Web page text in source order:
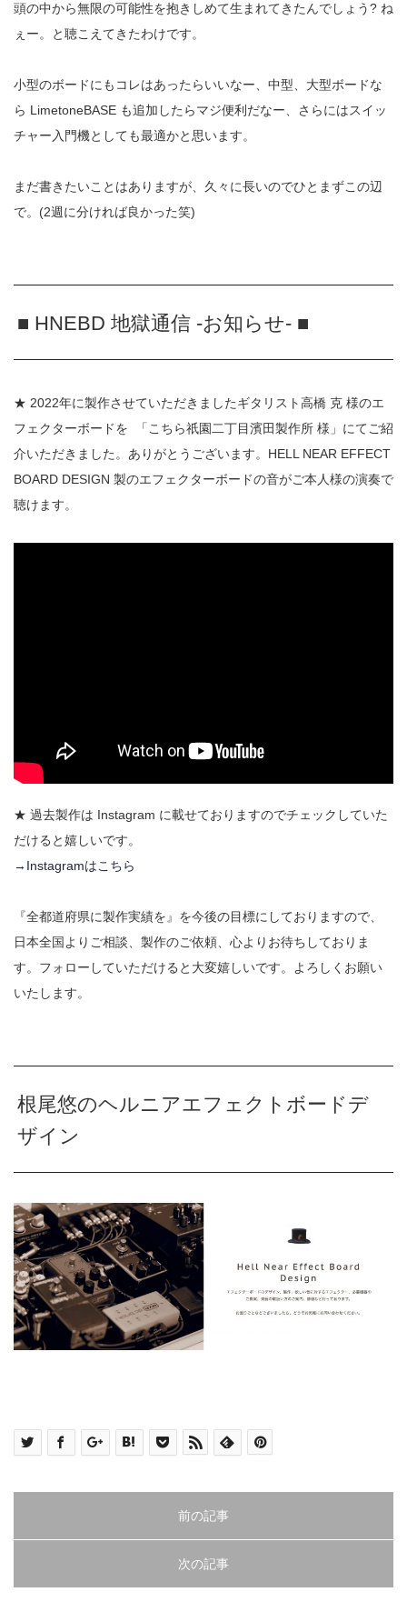
頭の中から無限の可能性を抱きしめて生まれてきたんでしょう? ね
ぇー。と聴こえてきたわけです。
小型のボードにもコレはあったらいいなー、中型、大型ボードな
ら LimetoneBASE も追加したらマジ便利だなー、さらにはスイッ
チャー入門機としても最適かと思います。
まだ書きたいことはありますが、久々に長いのでひとまずこの辺
で。 (2週に分ければ良かった笑)
■ HNEBD 地獄通信 -お知らせ- ■
★ 2022年に製作させていただきましたギタリスト高橋 克 様のエ
フェクターボードを
「こちら祇園二丁目濱田製作所 様」にてご紹
介いただきました。ありがとうございます。HELL NEAR EFFECT
BOARD DESIGN 製のエフェクターボードの音がご本人様の演奏で
聴けます。
★ 過去製作は Instagram に載せておりますのでチェックしていた
だけると嬉しいです。
→Instagramはこちら
『全都道府県に製作実績を』を今後の目標にしておりますので、
日本全国よりご相談、製作のご依頼、心よりお待ちしておりま
す。フォローしていただけると大変嬉しいです。よろしくお願い
いたします。
根尾悠のヘルニアエフェクトボードデ
ザイン
前の記事
次の記事